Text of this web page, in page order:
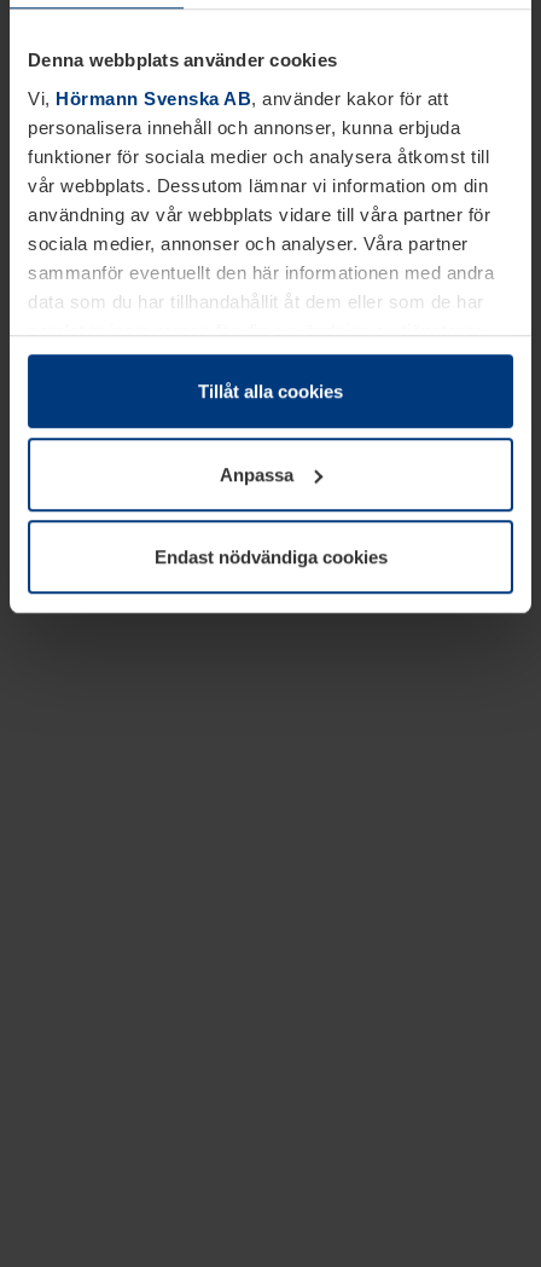
Denna webbplats använder cookies
Vi, Hörmann Svenska AB, använder kakor för att
personalisera innehåll och annonser, kunna erbjuda
funktioner för sociala medier och analysera åtkomst till
vår webbplats. Dessutom lämnar vi information om din
användning av vår webbplats vidare till våra partner för
sociala medier, annonser och analyser. Våra partner
sammanför eventuellt den här informationen med andra
data som du har tillhandahållit åt dem eller som de har
samlat in inom ramen för din användning av tjänsterna.
Juridiskt kan vi lagra kakor på din enhet, om de är
absolut nödvändiga för driften av den här webbplatsen.
godkännande kan du när som helst ändra eller återkalla i
informationen om kakor underDataskyddsförklaring
vår webbplats.
Tillåt alla cookies
Anpassa
Endast nödvändiga cookies